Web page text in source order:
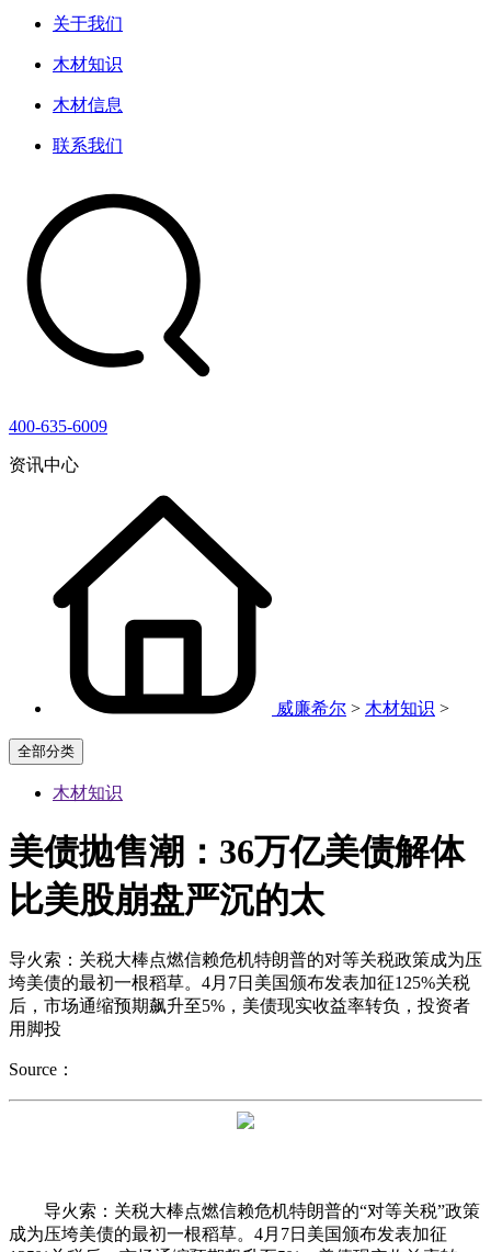
关于我们
木材知识
木材信息
联系我们
400-635-6009
资讯中心
威廉希尔 > 木材知识 >
全部分类
木材知识
美债抛售潮：36万亿美债解体
比美股崩盘严沉的太
导火索：关税大棒点燃信赖危机特朗普的对等关税政策成为压
垮美债的最初一根稻草。4月7日美国颁布发表加征125%关税
后，市场通缩预期飙升至5%，美债现实收益率转负，投资者
用脚投
Source：
导火索：关税大棒点燃信赖危机特朗普的“对等关税”政策
成为压垮美债的最初一根稻草。4月7日美国颁布发表加征